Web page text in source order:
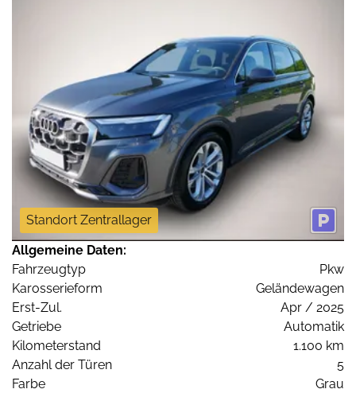
Standort Zentrallager
Allgemeine Daten:
Fahrzeugtyp
Pkw
Karosserieform
Geländewagen
Erst-Zul.
Apr / 2025
Getriebe
Automatik
Kilometerstand
1.100 km
Anzahl der Türen
5
Farbe
Grau